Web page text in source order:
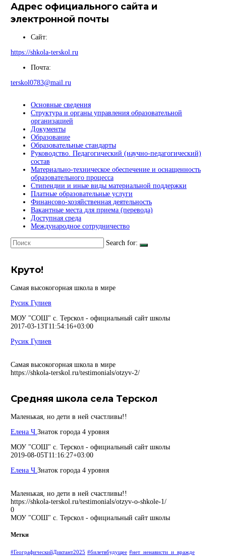
Адрес официального сайта и
электронной почты
Сайт:
https://shkola-terskol.ru
Почта:
terskol0783@mail.ru
Основные сведения
Структура и органы управления образовательной
организацией
Документы
Образование
Образовательные стандарты
Руководство. Педагогический (научно-педагогический)
состав
Материально-техническое обеспечение и оснащенность
образовательного процесса
Стипендии и иные виды материальной поддержки
Платные образовательные услуги
Финансово-хозяйственная деятельность
Вакантные места для приема (перевода)
Доступная среда
Международное сотрудничество
Search for:
Круто!
Самая высокогорная школа в мире
Русик Гулиев
МОУ "СОШ" с. Терскол - официальный сайт школы
2017-03-13T11:54:16+03:00
Русик Гулиев
Самая высокогорная школа в мире
https://shkola-terskol.ru/testimonials/otzyv-2/
Средняя школа села Терскол
Маленькая, но дети в ней счастливы!!
Елена Ч. Знаток города 4 уровня
МОУ "СОШ" с. Терскол - официальный сайт школы
2019-08-05T11:16:27+03:00
Елена Ч. Знаток города 4 уровня
Маленькая, но дети в ней счастливы!!
https://shkola-terskol.ru/testimonials/otzyv-o-shkole-1/
0
МОУ "СОШ" с. Терскол - официальный сайт школы
Метки
#ГеографическийДиктант2025 #билетвбудущее #нет_ненависти_и_вражде